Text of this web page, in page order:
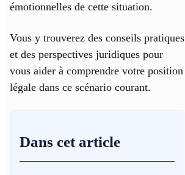
émotionnelles de cette situation.
Vous y trouverez des conseils pratiques
et des perspectives juridiques pour
vous aider à comprendre votre position
légale dans ce scénario courant.
Dans cet article